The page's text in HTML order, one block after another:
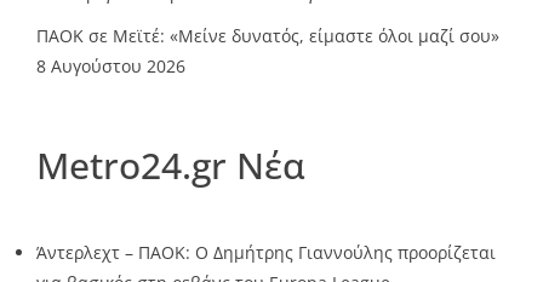
ΠΑΟΚ σε Μεϊτέ: «Μείνε δυνατός, είμαστε όλοι μαζί σου»
8 Αυγούστου 2026
Metro24.gr Νέα
Άντερλεχτ – ΠΑΟΚ: Ο Δημήτρης Γιαννούλης προορίζεται